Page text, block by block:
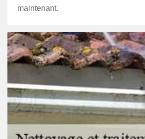
maintenant.